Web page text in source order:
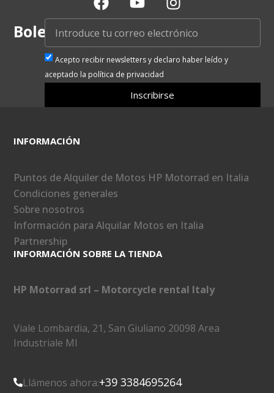
Boletín
Acepto recibir newsletters y declaro haber leído y
aceptado la política de privacidad
Inscribirse
INFORMACIÓN
Puntos de Alquiler de Motos HP Motorrad en Italia
Condiciones generales
Sobre nosotros
Información para Alquilar Motos en Italia
Partnership
INFORMACIÓN SOBRE LA TIENDA
HP Motorrad srl – Motorcycle rental Italy
Viale Lombardia, 21, San Giuliano 20098 Area
Industriale MI
Llámenos ahora:+39 3384695264